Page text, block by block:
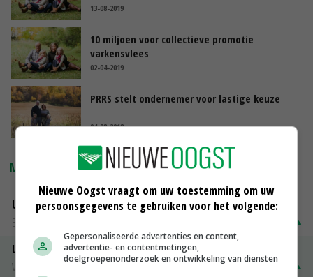
13-08-2019
10 miljoen voor collectieve promotie
varkensvlees
02-04-2019
PRRS stelt ondernemer voor lastige keuze
04-08-2018
MARKTPRIJZEN
Uitbetaalprijs DCA BestPigletPrice
Biggen weekprijzen
Uitbetaalprijs Compaxo
Vleesvarkens
€ 1,32 € 0,10
Nieuwe Oogst vraagt om uw toestemming om uw
persoonsgegevens te gebruiken voor het volgende:
Gepersonaliseerde advertenties en content,
advertentie- en contentmetingen,
doelgroepenonderzoek en ontwikkeling van diensten